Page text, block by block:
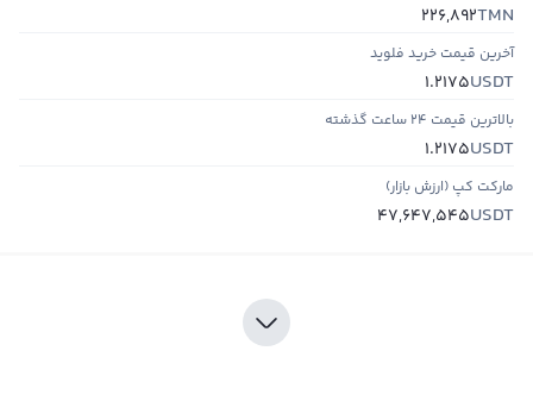
TMN
226,892
آخرین قیمت خرید فلوید
USDT
1.2175
بالاترین قیمت ۲۴ ساعت گذشته
USDT
1.2175
مارکت کپ (ارزش بازار)
USDT
47,647,545